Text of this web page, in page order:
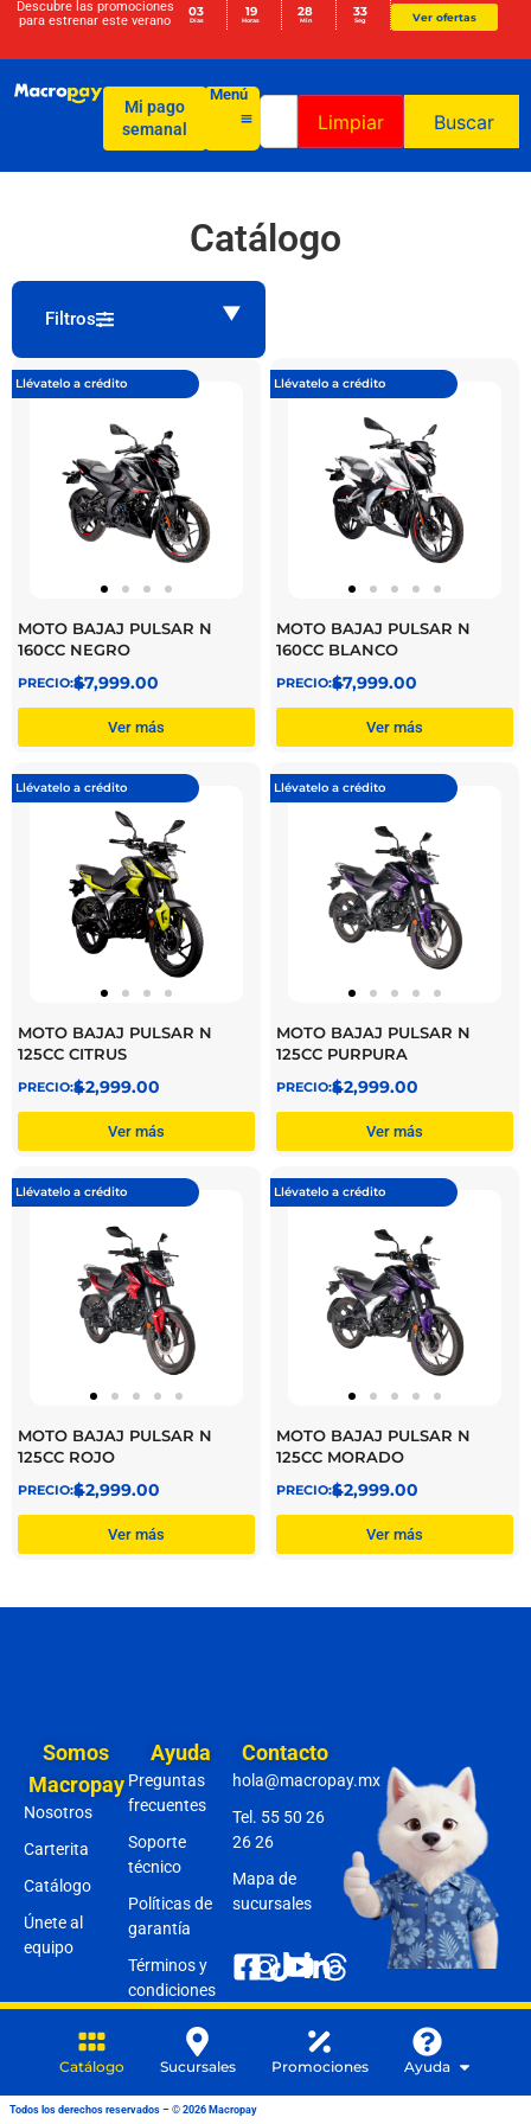
Descubre las promociones
para estrenar este verano
03
Días
19
Horas
28
Min
32
Seg Ver ofertas
Mi pago
semanal
Menú
Limpiar Buscar
Catálogo
Filtros
Llévatelo a crédito
MOTO BAJAJ PULSAR N
160CC NEGRO
$
47,999.00
Ver más
Llévatelo a crédito
MOTO BAJAJ PULSAR N
160CC BLANCO
$
47,999.00
Ver más
Llévatelo a crédito
MOTO BAJAJ PULSAR N
125CC CITRUS
$
42,999.00
Ver más
Llévatelo a crédito
MOTO BAJAJ PULSAR N
125CC PURPURA
$
42,999.00
Ver más
Llévatelo a crédito
MOTO BAJAJ PULSAR N
125CC ROJO
$
42,999.00
Ver más
Llévatelo a crédito
MOTO BAJAJ PULSAR N
125CC MORADO
$
42,999.00
Ver más
Somos
Macropay
Nosotros
Carterita
Catálogo
Únete al
equipo
Ayuda
Preguntas
frecuentes
Soporte
técnico
Políticas de
garantía
Términos y
condiciones
Aviso de
privacidad
Contacto
hola@macropay.mx
Tel. 55 50 26
26 26
Mapa de
sucursales
Catálogo Sucursales Promociones Ayuda
Todos los derechos reservados – © 2026 Macropay